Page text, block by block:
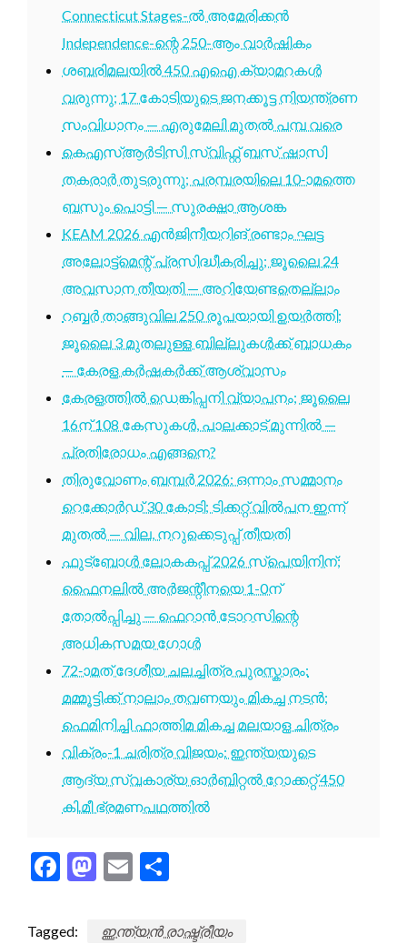
Connecticut Stages-ൽ അമേരിക്കൻ
Independence-ന്റെ 250-ആം വാർഷികം
ശബരിമലയിൽ 450 എഐ ക്യാമറകൾ
വരുന്നു; 17 കോടിയുടെ ജനക്കൂട്ട നിയന്ത്രണ
സംവിധാനം — എരുമേലി മുതൽ പമ്പ വരെ
കെഎസ്ആർടിസി സ്വിഫ്റ്റ് ബസ് ഷാസി
തകരാർ തുടരുന്നു; പരമ്പരയിലെ 10-ാമത്തെ
ബസും പൊട്ടി — സുരക്ഷാ ആശങ്ക
KEAM 2026 എൻജിനീയറിങ് രണ്ടാം ഘട്ട
അലോട്ട്മെന്റ് പ്രസിദ്ധീകരിച്ചു; ജൂലൈ 24
അവസാന തീയതി — അറിയേണ്ടതെല്ലാം
റബ്ബർ താങ്ങുവില 250 രൂപയായി ഉയർത്തി;
ജൂലൈ 3 മുതലുള്ള ബില്ലുകൾക്ക് ബാധകം
— കേരള കർഷകർക്ക് ആശ്വാസം
കേരളത്തിൽ ഡെങ്കിപ്പനി വ്യാപനം; ജൂലൈ
16ന് 108 കേസുകൾ, പാലക്കാട് മുന്നിൽ —
പ്രതിരോധം എങ്ങനെ?
തിരുവോണം ബമ്പർ 2026: ഒന്നാം സമ്മാനം
റെക്കോർഡ് 30 കോടി; ടിക്കറ്റ് വിൽപന ഇന്ന്
മുതൽ — വില, നറുക്കെടുപ്പ് തീയതി
ഫുട്ബോൾ ലോകകപ്പ് 2026 സ്പെയിനിന്;
ഫൈനലിൽ അർജന്റീനയെ 1-0ന്
തോൽപ്പിച്ചു — ഫെറാൻ ടോറസിന്റെ
അധികസമയ ഗോൾ
72-ാമത് ദേശീയ ചലച്ചിത്ര പുരസ്കാരം:
മമ്മൂട്ടിക്ക് നാലാം തവണയും മികച്ച നടൻ;
ഫെമിനിച്ചി ഫാത്തിമ മികച്ച മലയാള ചിത്രം
വിക്രം-1 ചരിത്ര വിജയം: ഇന്ത്യയുടെ
ആദ്യ സ്വകാര്യ ഓർബിറ്റൽ റോക്കറ്റ് 450
കി.മീ ഭ്രമണപഥത്തിൽ
Facebook
Mastodon
Email
Tagged:
ഇന്ത്യൻ രാഷ്ട്രീയം